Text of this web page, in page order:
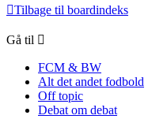
Tilbage til boardindeks
Gå til
FCM & BW
Alt det andet fodbold
Off topic
Debat om debat